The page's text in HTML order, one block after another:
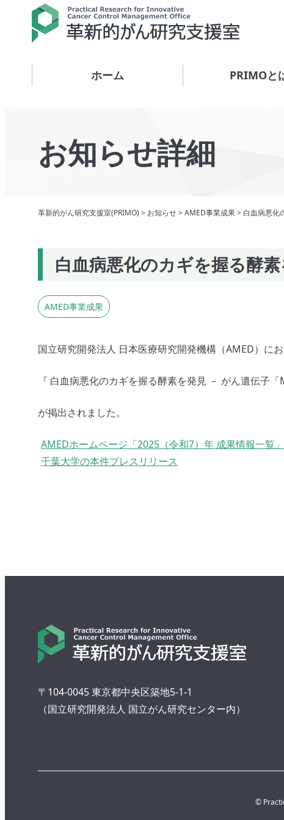
ホーム PRIMOと
お知らせ詳細
革新的がん研究支援室(PRIMO) > お知らせ>AMED事業成果> 白血病悪化
白血病悪化のカギを握る酵素
AMED事業成果
国立研究開発法人 日本医療研究開発機構（AMED）に
『 白血病悪化のカギを握る酵素を発見 － がん遺伝子「
が掲出されました。
AMEDホームページ「2025（令和7）年 成果情報一覧」
千葉大学の本件プレスリリース
〒104-0045 東京都中央区築地5-1-1
（国立研究開発法人 国立がん研究センター内）
©